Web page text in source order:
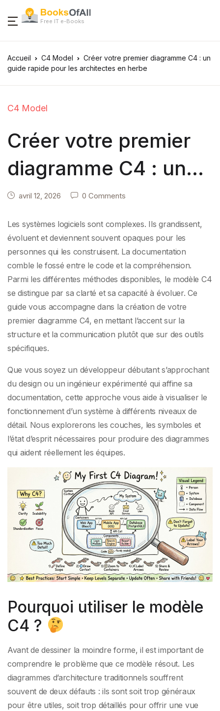
Free IT e-Books
Accueil C4 Model
Créer votre premier diagramme C4 : un
guide rapide pour les architectes en herbe
C4 Model
Créer votre premier
diagramme C4 : un
guide rapide pour les
architectes en herbe
avril 12, 2026 0 Comments
Les systèmes logiciels sont complexes. Ils grandissent,
évoluent et deviennent souvent opaques pour les
personnes qui les construisent. La documentation
comble le fossé entre le code et la compréhension.
Parmi les différentes méthodes disponibles, le modèle C4
se distingue par sa clarté et sa capacité à évoluer. Ce
guide vous accompagne dans la création de votre
premier diagramme C4, en mettant l’accent sur la
structure et la communication plutôt que sur des outils
spécifiques.
Que vous soyez un développeur débutant s’approchant
du design ou un ingénieur expérimenté qui affine sa
documentation, cette approche vous aide à visualiser le
fonctionnement d’un système à différents niveaux de
détail. Nous explorerons les couches, les symboles et
l’état d’esprit nécessaires pour produire des diagrammes
qui aident réellement les équipes.
Pourquoi utiliser le modèle
C4 ?
Avant de dessiner la moindre forme, il est important de
comprendre le problème que ce modèle résout. Les
diagrammes d’architecture traditionnels souffrent
souvent de deux défauts : ils sont soit trop généraux
pour être utiles, soit trop détaillés pour offrir une vue